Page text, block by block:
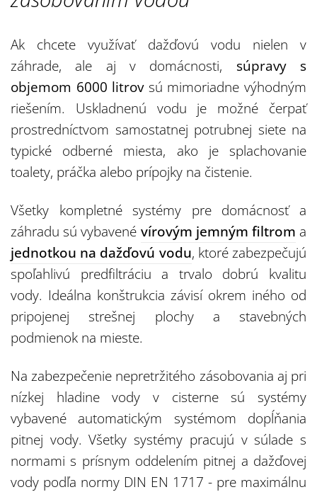
Ak chcete využívať dažďovú vodu nielen v
záhrade, ale aj v domácnosti, súpravy s
objemom 6000 litrovsú mimoriadne výhodným
riešením. Uskladnenú vodu je možné čerpať
prostredníctvom samostatnej potrubnej siete na
typické odberné miesta, ako je splachovanie
toalety, práčka alebo prípojky na čistenie.
Všetky kompletné systémy pre domácnosť a
záhradu sú vybavené vírovým jemným filtrom a
jednotkou na dažďovú vodu, ktoré zabezpečujú
spoľahlivú predfiltráciu a trvalo dobrú kvalitu
vody. Ideálna konštrukcia závisí okrem iného od
pripojenej strešnej plochy a stavebných
podmienok na mieste.
Na zabezpečenie nepretržitého zásobovania aj pri
nízkej hladine vody v cisterne sú systémy
vybavené automatickým systémom dopĺňania
pitnej vody. Všetky systémy pracujú v súlade s
normami s prísnym oddelením pitnej a dažďovej
vody podľa normy DIN EN 1717 - pre maximálnu